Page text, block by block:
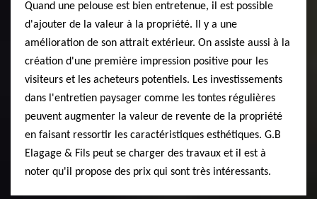
Quand une pelouse est bien entretenue, il est possible
d'ajouter de la valeur à la propriété. Il y a une
amélioration de son attrait extérieur. On assiste aussi à la
création d'une première impression positive pour les
visiteurs et les acheteurs potentiels. Les investissements
dans l'entretien paysager comme les tontes régulières
peuvent augmenter la valeur de revente de la propriété
en faisant ressortir les caractéristiques esthétiques. G.B
Elagage & Fils peut se charger des travaux et il est à
noter qu'il propose des prix qui sont très intéressants.